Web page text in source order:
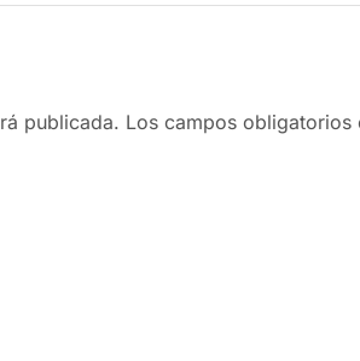
publicada. Los campos obligatorios